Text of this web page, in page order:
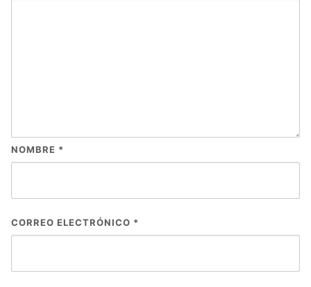
NOMBRE *
CORREO ELECTRÓNICO *